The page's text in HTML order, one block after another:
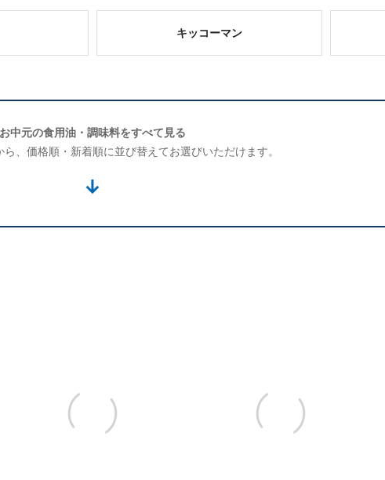
キッコーマン
お中元の食用油・調味料をすべて見る
、価格順・新着順に並び替えてお選びいただけます。
↓